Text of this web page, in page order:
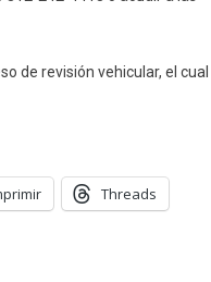
de revisión vehicular, el cual
Threads